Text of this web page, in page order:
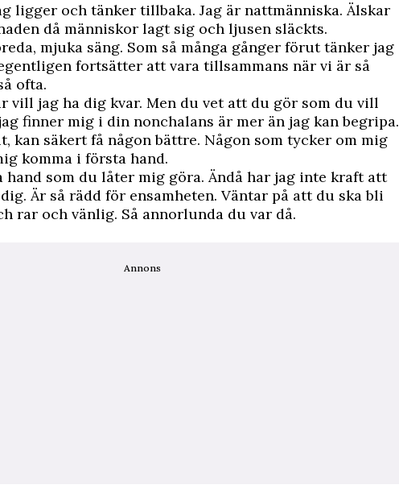
ligger och tänker tillbaka. Jag är nattmänniska. Älskar
då människor lagt sig och ljusen släckts.
mjuka säng. Som så många gånger förut tänker jag
fortsätter att vara tillsammans när vi är så
ofta.
vill jag ha dig kvar. Men du vet att du gör som du vill
finner mig i din nonchalans är mer än jag kan begripa.
kan säkert få någon bättre. Någon som tycker om mig
komma i första hand.
som du låter mig göra. Ändå har jag inte kraft att
Är så rädd för ensamheten. Väntar på att du ska bli
rar och vänlig. Så annorlunda du var då.
Annons